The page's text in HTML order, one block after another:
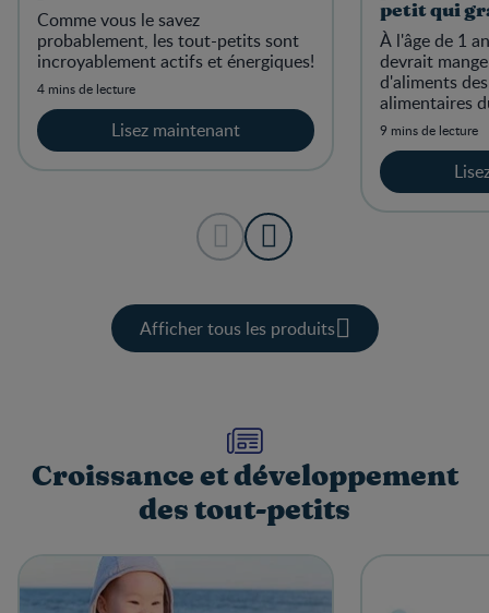
Comme vous le savez
probablement, les tout-petits sont
incroyablement actifs et énergiques!
4 mins de lecture
Lisez maintenant
petit qui
À l'âge de 1
devrait
d'aliments
alimentaires
canadien.
9 mins de lecture
Afficher tous les produits
Croissance et développement
des tout-petits